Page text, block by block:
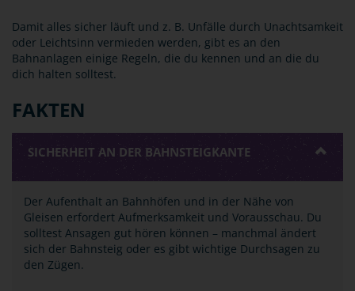
Damit alles sicher läuft und z. B. Unfälle durch Unachtsamkeit
oder Leichtsinn vermieden werden, gibt es an den
Bahnanlagen einige Regeln, die du kennen und an die du
dich halten solltest.
FAKTEN
SICHERHEIT AN DER BAHNSTEIGKANTE
Der Aufenthalt an Bahnhöfen und in der Nähe von
Gleisen erfordert Aufmerksamkeit und Vorausschau. Du
solltest Ansagen gut hören können – manchmal ändert
sich der Bahnsteig oder es gibt wichtige Durchsagen zu
den Zügen.